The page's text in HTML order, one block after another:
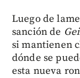
Luego de
sanción de
si mantienen
dónde se
esta nueva